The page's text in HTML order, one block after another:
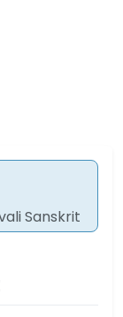
Sanskrit